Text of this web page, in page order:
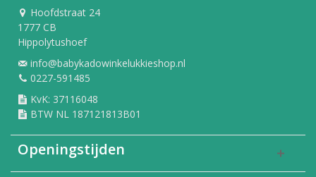
Hoofdstraat 24
1777 CB
Hippolytushoef
info@babykadowinkelukkieshop.nl
0227-591485
KvK: 37116048
BTW NL 187121813B01
Openingstijden